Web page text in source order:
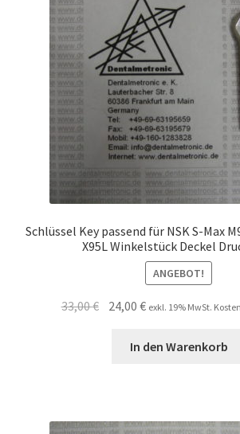
Schlüssel Key passend für NSK S-Max
X95L Winkelstück Deckel
ANGEBOT!
33,00€ Ursprünglicher
24,00€Aktueller
ist:
exkl. 19% MwSt.
In den Warenkorb